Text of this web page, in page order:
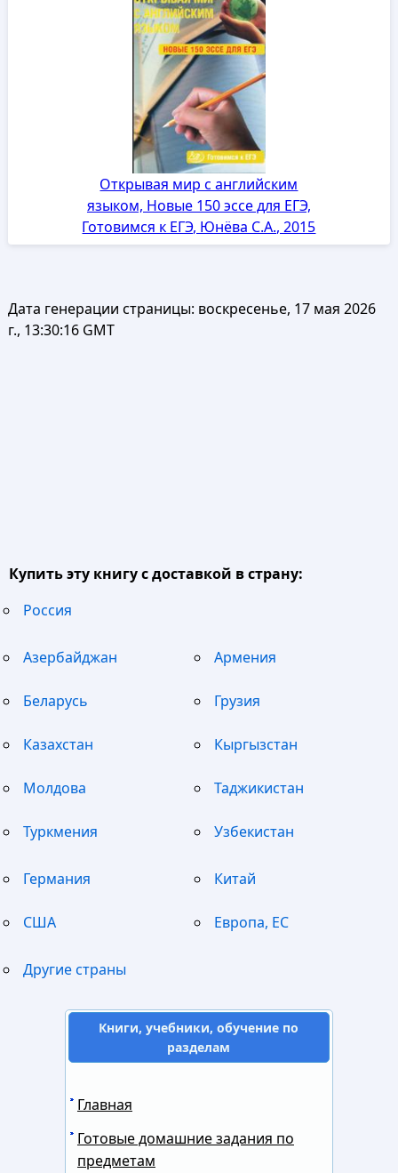
Открывая мир с английским
языком, Новые 150 эссе для ЕГЭ,
Готовимся к ЕГЭ, Юнёва С.А., 2015
Дата генерации страницы: воскресенье, 17 мая 2026
г., 13:30:16 GMT
Купить эту книгу с доставкой в страну:
Россия
Азербайджан Армения
Беларусь Грузия
Казахстан Кыргызстан
Молдова Таджикистан
Туркмения Узбекистан
Германия Китай
США Европа, ЕС
Другие страны
Книги, учебники, обучение по
разделам
Главная
Готовые домашние задания по
предметам